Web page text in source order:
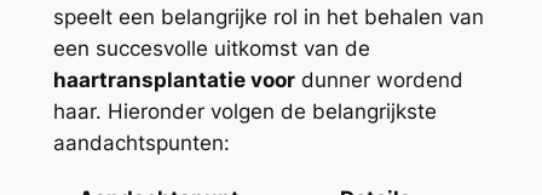
speelt een belangrijke rol in het behalen van
een succesvolle uitkomst van de
haartransplantatie voordunner wordend
haar. Hieronder volgen de belangrijkste
aandachtspunten: